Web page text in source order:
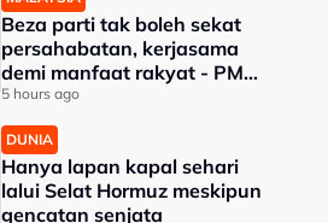
Beza parti tak boleh sekat
persahabatan, kerjasama
demi manfaat rakyat - PM
Anwar
5 hours ago
DUNIA
Hanya lapan kapal sehari
lalui Selat Hormuz meskipun
gencatan senjata